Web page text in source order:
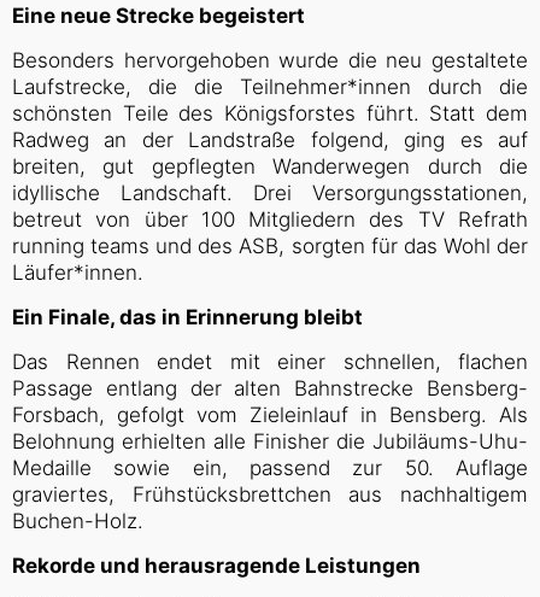
Eine neue Strecke begeistert
Besonders hervorgehoben wurde die neu gestaltete
Laufstrecke, die die Teilnehmer*innen durch die
schönsten Teile des Königsforstes führt. Statt dem
Radweg an der Landstraße folgend, ging es auf
breiten, gut gepflegten Wanderwegen durch die
idyllische Landschaft. Drei Versorgungsstationen,
betreut von über 100 Mitgliedern des TV Refrath
running teams und des ASB, sorgten für das Wohl der
Läufer*innen.
Ein Finale, das in Erinnerung bleibt
Das Rennen endet mit einer schnellen, flachen
Passage entlang der alten Bahnstrecke Bensberg-
Forsbach, gefolgt vom Zieleinlauf in Bensberg. Als
Belohnung erhielten alle Finisher die Jubiläums-Uhu-
Medaille sowie ein, passend zur 50. Auflage
graviertes, Frühstücksbrettchen aus nachhaltigem
Buchen-Holz.
Rekorde und herausragende Leistungen